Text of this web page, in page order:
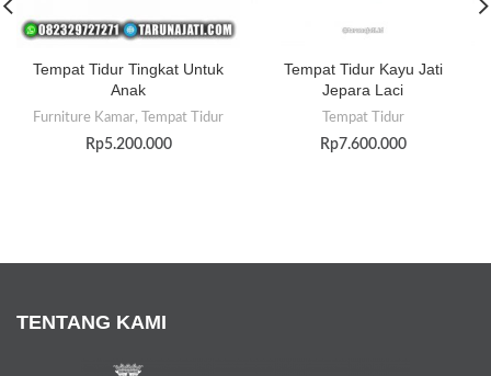
Tempat Tidur Tingkat Untuk
Anak
Furniture Kamar,
Tempat Tidur
Rp5.200.000
Tempat Tidur Kayu Jati
Jepara Laci
Tempat Tidur
Rp7.600.000
TENTANG KAMI